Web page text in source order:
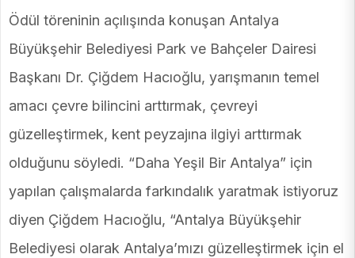
Ödül töreninin açılışında konuşan Antalya
Büyükşehir Belediyesi Park ve Bahçeler Dairesi
Başkanı Dr. Çiğdem Hacıoğlu, yarışmanın temel
amacı çevre bilincini arttırmak, çevreyi
güzelleştirmek, kent peyzajına ilgiyi arttırmak
olduğunu söyledi. “Daha Yeşil Bir Antalya” için
yapılan çalışmalarda farkındalık yaratmak istiyoruz
diyen Çiğdem Hacıoğlu, “Antalya Büyükşehir
Belediyesi olarak Antalya’mızı güzelleştirmek için el